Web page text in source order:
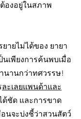
องอยู่ในสภาพ
ายไม่ได้ของ ยายา
นเพียงการค้นพบเมื่อ
นานกว่าทศวรรษ!
ละเลยแพนด้าและ
ด้ชัด และการขาด
นจะบ่งชี้ว่าสวนสัตว์